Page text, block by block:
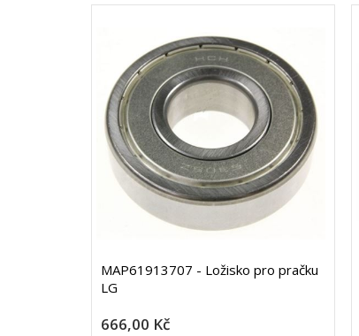
MAP61913707 - Ložisko pro pračku
LG
666,00 Kč